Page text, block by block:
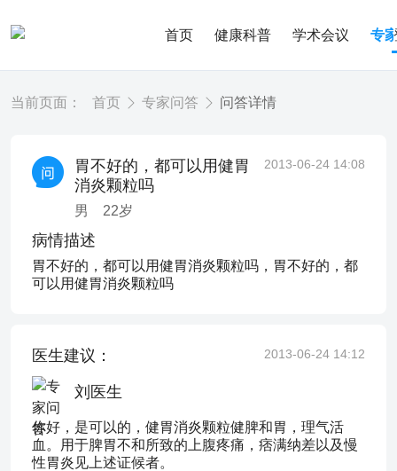
首页 健康科普 学术会议 专
当前页面： 首页 专家问答 问答详情
胃不好的，都可以用健胃
消炎颗粒吗
男 22岁
2013-06-24 14:08
病情描述
胃不好的，都可以用健胃消炎颗粒吗，胃不好的，都
可以用健胃消炎颗粒吗
医生建议： 2013-06-24 14:12
刘医生
你好，是可以的，健胃消炎颗粒健脾和胃，理气活
血。用于脾胃不和所致的上腹疼痛，痞满纳差以及慢
性胃炎见上述证候者。